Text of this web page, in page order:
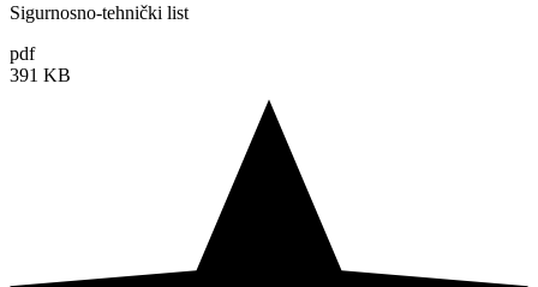
Sigurnosno-tehnički list
pdf
391 KB